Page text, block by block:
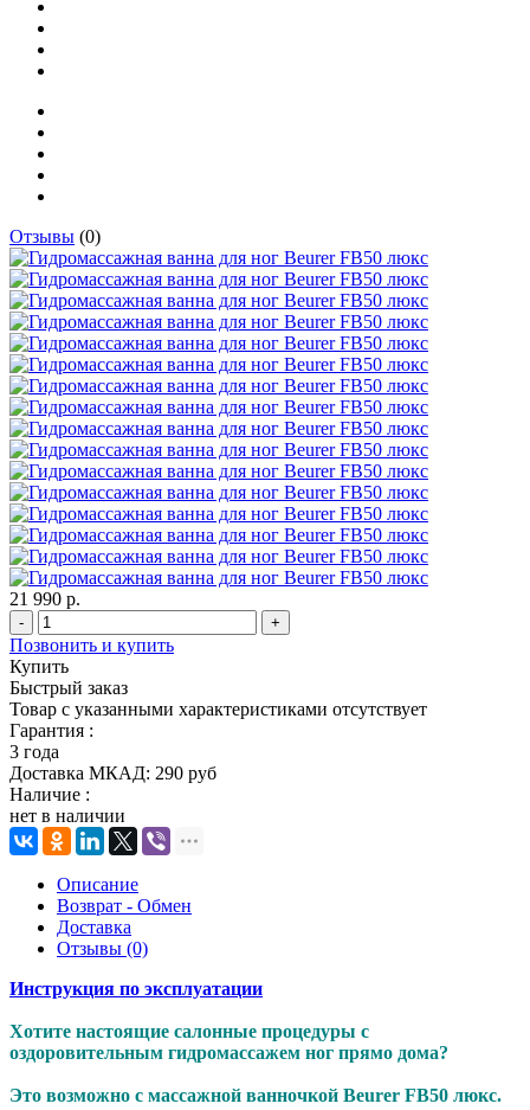
Отзывы (0)
21 990 р.
- +
Позвонить и купить
Купить
Быстрый заказ
Товар с указанными характеристиками отсутствует
Гарантия :
3 года
Доставка МКАД: 290 руб
Наличие :
нет в наличии
Описание
Возврат - Обмен
Доставка
Отзывы (0)
Инструкция по эксплуатации
Хотите настоящие салонные процедуры с
оздоровительным гидромассажем ног прямо дома?
Это возможно с массажной ванночкой Beurer FB50 люкс.